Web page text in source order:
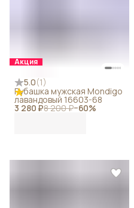
Акция
5.0(1)
3 280 ₽8 200 ₽−60%
Рубашка мужская Mondigo
лавандовый 16603-68